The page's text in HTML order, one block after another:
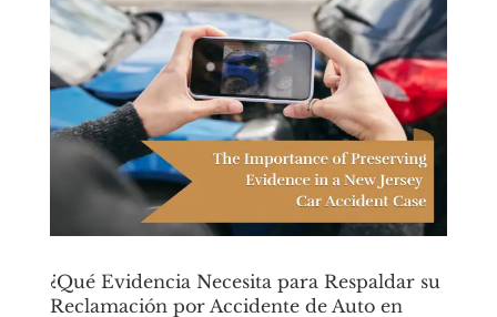
¿Qué Evidencia Necesita para Respaldar su
Reclamación por Accidente de Auto en